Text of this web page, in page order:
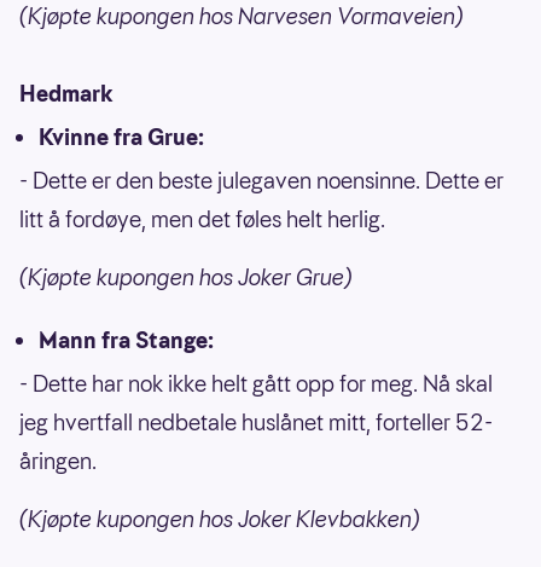
(Kjøpte kupongen hos Narvesen Vormaveien)
Hedmark
Kvinne fra Grue:
- Dette er den beste julegaven noensinne. Dette er
litt å fordøye, men det føles helt herlig.
(Kjøpte kupongen hos Joker Grue)
Mann fra Stange:
- Dette har nok ikke helt gått opp for meg. Nå skal
jeg hvertfall nedbetale huslånet mitt, forteller 52-
åringen.
(Kjøpte kupongen hos Joker Klevbakken)